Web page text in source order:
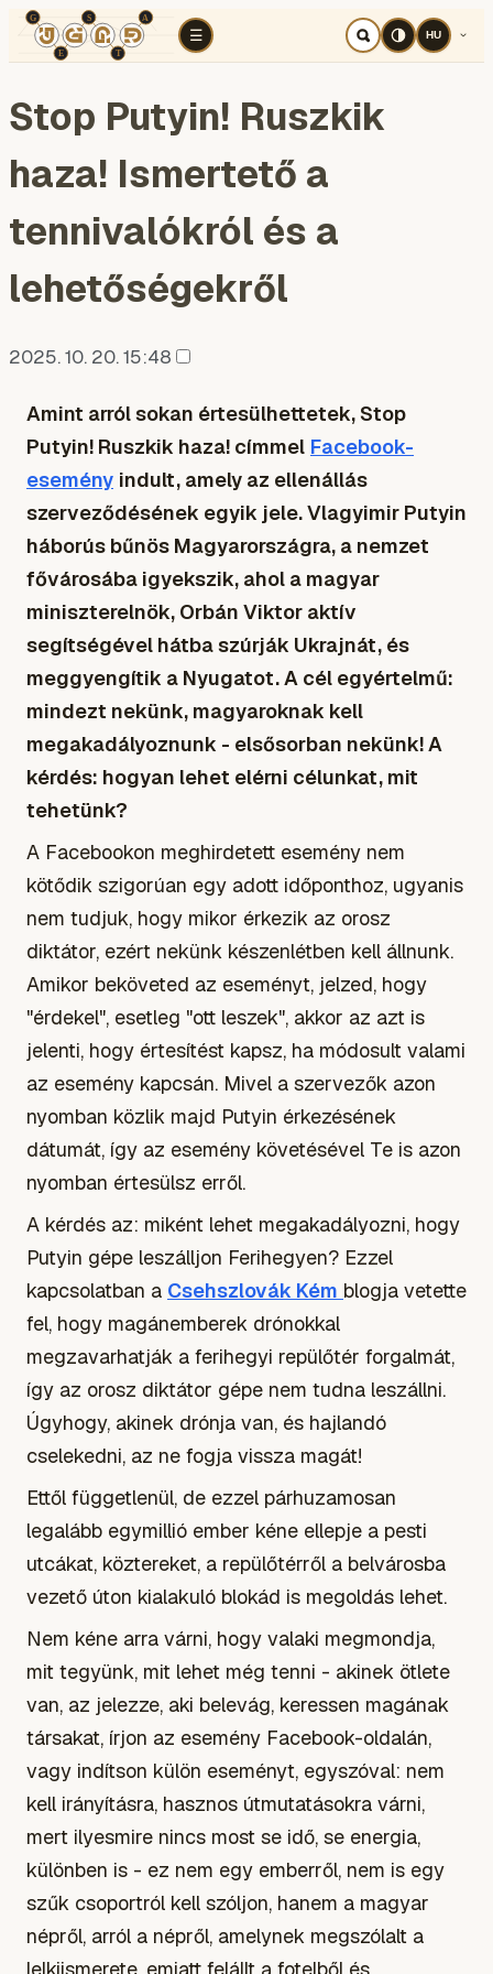
☰
TÉR KOGNITÍV HÁBORÚ
HU
Stop Putyin! Ruszkik
haza! Ismertető a
tennivalókról és a
lehetőségekről
2025. 10. 20. 15:48
Amint arról sokan értesülhettetek, Stop
Putyin! Ruszkik haza! címmel Facebook-
esemény indult, amely az ellenállás
szerveződésének egyik jele. Vlagyimir Putyin
háborús bűnös Magyarországra, a nemzet
fővárosába igyekszik, ahol a magyar
miniszterelnök, Orbán Viktor aktív
segítségével hátba szúrják Ukrajnát, és
meggyengítik a Nyugatot. A cél egyértelmű:
mindezt nekünk, magyaroknak kell
megakadályoznunk - elsősorban nekünk! A
kérdés: hogyan lehet elérni célunkat, mit
tehetünk?
A Facebookon meghirdetett esemény nem
kötődik szigorúan egy adott időponthoz, ugyanis
nem tudjuk, hogy mikor érkezik az orosz
diktátor, ezért nekünk készenlétben kell állnunk.
Amikor beköveted az eseményt, jelzed, hogy
"érdekel", esetleg "ott leszek", akkor az azt is
jelenti, hogy értesítést kapsz, ha módosult valami
az esemény kapcsán. Mivel a szervezők azon
nyomban közlik majd Putyin érkezésének
dátumát, így az esemény követésével Te is azon
nyomban értesülsz erről.
A kérdés az: miként lehet megakadályozni, hogy
Putyin gépe leszálljon Ferihegyen? Ezzel
kapcsolatban a Csehszlovák Kém blogja vetette
fel, hogy magánemberek drónokkal
megzavarhatják a ferihegyi repülőtér forgalmát,
így az orosz diktátor gépe nem tudna leszállni.
Úgyhogy, akinek drónja van, és hajlandó
cselekedni, az ne fogja vissza magát!
Ettől függetlenül, de ezzel párhuzamosan
legalább egymillió ember kéne ellepje a pesti
utcákat, köztereket, a repülőtérről a belvárosba
vezető úton kialakuló blokád is megoldás lehet.
Nem kéne arra várni, hogy valaki megmondja,
mit tegyünk, mit lehet még tenni - akinek ötlete
van, az jelezze, aki belevág, keressen magának
társakat, írjon az esemény Facebook-oldalán,
vagy indítson külön eseményt, egyszóval: nem
kell irányításra, hasznos útmutatásokra várni,
mert ilyesmire nincs most se idő, se energia,
különben is - ez nem egy emberről, nem is egy
szűk csoportról kell szóljon, hanem a magyar
népről, arról a népről, amelynek megszólalt a
lelkiismerete, emiatt felállt a fotelből és